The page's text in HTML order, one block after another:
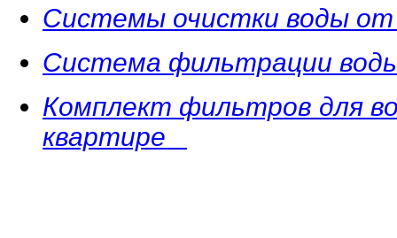
Системы очистки воды
Система фильтрации
Комплект фильтров для
квартире